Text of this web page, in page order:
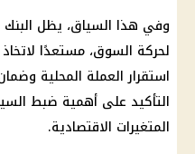
وفي هذا السياق، يظل البنك
لحركة السوق، مستعدًا لاتخاذ
استقرار العملة المحلية
التأكيد على أهمية ضبط
المتغيرات الاقتصادية.